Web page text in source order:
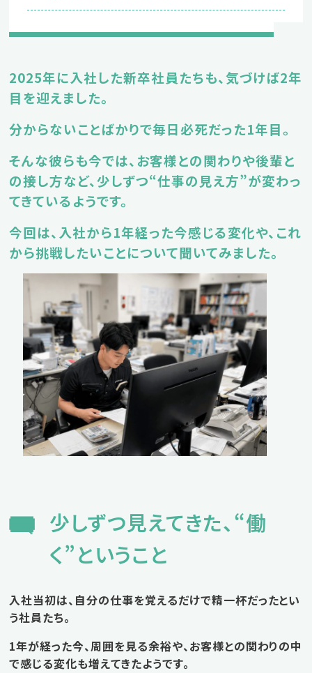
2025年に入社した新卒社員たちも、気づけば2年
目を迎えました。
分からないことばかりで毎日必死だった1年目。
そんな彼らも今では、お客様との関わりや後輩と
の接し方など、少しずつ“仕事の見え方”が変わっ
てきているようです。
今回は、入社から1年経った今感じる変化や、これ
から挑戦したいことについて聞いてみました。
少しずつ見えてきた、“働
く”ということ
入社当初は、自分の仕事を覚えるだけで精一杯だったとい
う社員たち。
1年が経った今、周囲を見る余裕や、お客様との関わりの中
で感じる変化も増えてきたようです。